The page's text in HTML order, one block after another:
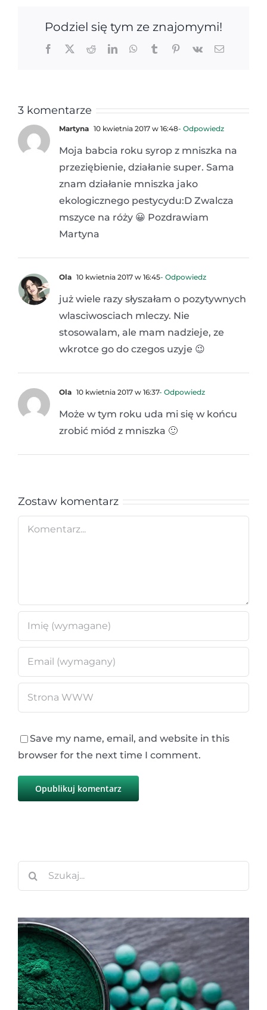
Podziel się tym ze znajomymi!
Facebook
X RedditLinkedInWhatsApp
TumblrPinterest
Vk Email
3 komentarze
Martyna 10 kwietnia 2017 w 16:48- Odpowiedz
Moja babcia roku syrop z mniszka na
przeziębienie, działanie super. Sama
znam działanie mniszka jako
ekologicznego pestycydu:D Zwalcza
mszyce na róży 😀 Pozdrawiam
Martyna
Ola 10 kwietnia 2017 w 16:45- Odpowiedz
już wiele razy słyszałam o pozytywnych
wlasciwosciach mleczy. Nie
stosowalam, ale mam nadzieje, ze
wkrotce go do czegos uzyje 😉
Ola 10 kwietnia 2017 w 16:37- Odpowiedz
Może w tym roku uda mi się w końcu
zrobić miód z mniszka 🙂
Zostaw komentarz
Save my name, email, and website in this
browser for the next time I comment.